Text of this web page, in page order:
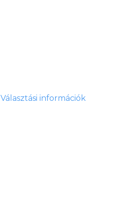
Választási információk